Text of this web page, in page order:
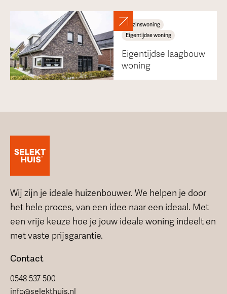
Gezinswoning
Eigentijdse woning
Eigentijdse laagbouw
woning
Wij zijn je ideale huizenbouwer. We helpen je door
het hele proces, van een idee naar een ideaal. Met
een vrije keuze hoe je jouw ideale woning indeelt en
met vaste prijsgarantie.
Contact
0548 537 500
info@selekthuis.nl